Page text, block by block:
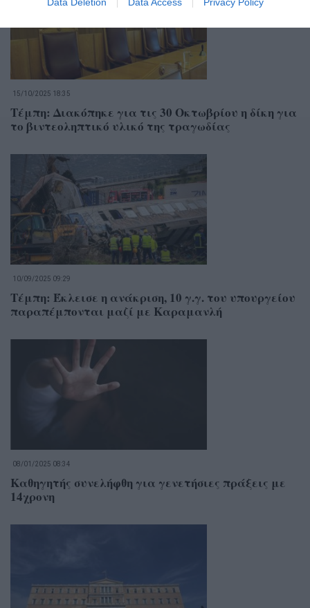
15/10/2025 18:35
Τέμπη: Διακόπηκε για τις 30 Οκτωβρίου η δίκη για
το βιντεοληπτικό υλικό της τραγωδίας
10/09/2025 09:29
Τέμπη: Έκλεισε η ανάκριση, 10 γ.γ. του υπουργείου
παραπέμπονται μαζί με Καραμανλή
08/01/2025 08:34
Καθηγητής συνελήφθη για γενετήσιες πράξεις με
14χρονη